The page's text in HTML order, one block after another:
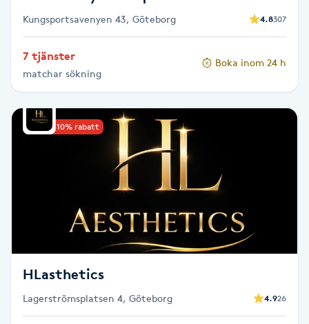
Hot Stone Massage
Hudföryngring
Huduppstramning
Hypnos
Hårborttagning
Kungsportsavenyen 43, Göteborg 4.8307
7 tjänster
matchar sökning
Boka inom 24 h
Upp till 10% rabatt
HLasthetics
Lagerströmsplatsen 4, Göteborg 4.926